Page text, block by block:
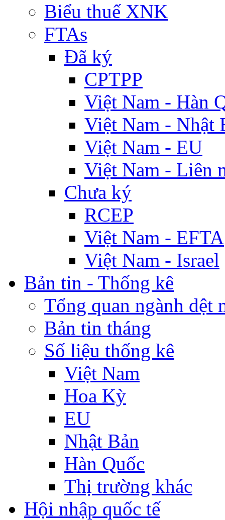
Biểu thuế XNK
FTAs
Đã ký
CPTPP
Việt Nam - Hàn
Việt Nam - Nhật
Việt Nam - EU
Việt Nam - Liên
Chưa ký
RCEP
Việt Nam - EFTA
Việt Nam - Israel
Bản tin - Thống kê
Tổng quan ngành dệt
Bản tin tháng
Số liệu thống kê
Việt Nam
Hoa Kỳ
EU
Nhật Bản
Hàn Quốc
Thị trường khác
Hội nhập quốc tế